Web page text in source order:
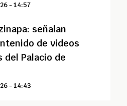
- 14:57
señalan
de videos
del Palacio de
- 14:43